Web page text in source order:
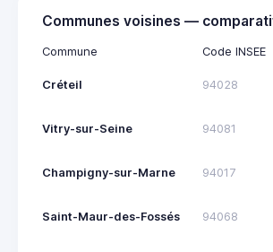
Communes voisines —
Commune Code INSEE
Créteil 94028
Vitry-sur-Seine 94081
Champigny-sur-Marne 94017
Saint-Maur-des-Fossés 94068